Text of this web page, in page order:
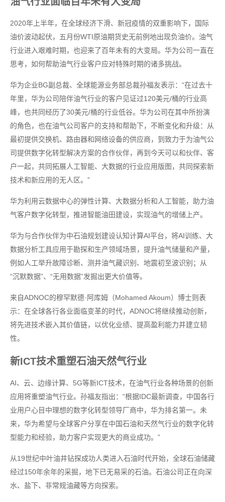
2020年上半年，在全球经济下滑、新冠疫情的双重影响下，国际
油价波动起伏，五月份WTI原油期货史无前例地出现负油价。油气
行业进入艰难时期，也迎来了百年未有的大变局。华为公司一直在
思考，如何帮助油气行业客户应对特殊时期的诸多挑战。
华为企业BG副总裁、全球能源业务部总裁孙福友表示：“在过去十
年里，华为公司陪伴油气行业的客户见证过120美元/桶的行业高
峰，也共同经历了30美元/桶的行业低谷。华为公司在其中所扮演
的角色，也在油气公司客户的支持和帮助下，不断变化和升级：从
最初提供交换机、路由器和网络设备的供应商，到致力于为油气公
司提供数字化转型解决方案的合作伙伴，再到今天可以和伙伴、客
户一起，共同拓展人工智能、大数据的行业应用版图，共同探索新
技术和新应用的无人区。”
华为利用云数据中心的弹性计算、大数据分析和人工智能，助力油
气客户数字化转型，推进智能油田建设，实现油气的增储上产。
华为与合作伙伴为中石油规划建设认知计算AI平台，将AI训练、大
数据分析工具应用于勘探和生产领域场景，提升油气储量和产量，
例如人工举升故障诊断、测井油气藏识别、地震初至波识别；从
“沉默数据”、“无用数据”发掘出更大价值等。
来自ADNOC的穆罕默德·阿库姆（Mohamed Akoum）博士则表
示：在全球各行各业面临变革的时代，ADNOC将继续推动创新，
将先进技术嵌入其价值链，以优化业绩、提高盈利能力并建立韧
性。
新ICT技术重塑石油天然气行业
AI、云、边缘计算、5G等新ICT技术，在油气行业各种场景的创新
应用将重塑油气行业。孙福友指出：“根据IDC最新调查，中国各行
业用户心目中理想的数字化转型领导厂商中，华为排名第一。未
来，华为希望与全球客户分享在中国石油和天然气行业的数字化转
型能力和经验，助力客户实现更大的商业成功。”
从19世纪中叶油井钻探成功人类进入石油时代开始，全球石油储藏
经过150年余年的采掘，地下已无易采的石油。石油公司正在向深
水、盐下、非常规油藏等方向探索。